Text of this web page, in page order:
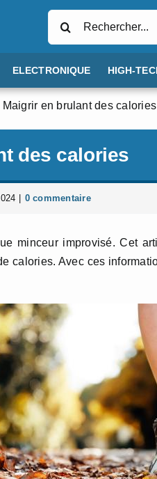
ELECTRONIQUE HIGH-
Maigrir en brulant des calories
des calories
0 commentaire
minceur improvisé. Cet
calories. Avec ces